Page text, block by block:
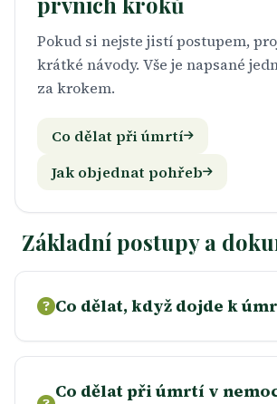
Pokud si nejste jistí postupem,
krátké návody. Vše je napsané
za krokem.
Co dělat při úmrtí
Jak objednat pohřeb
Základní postupy a
Co dělat, když dojde k
Co dělat při úmrtí v